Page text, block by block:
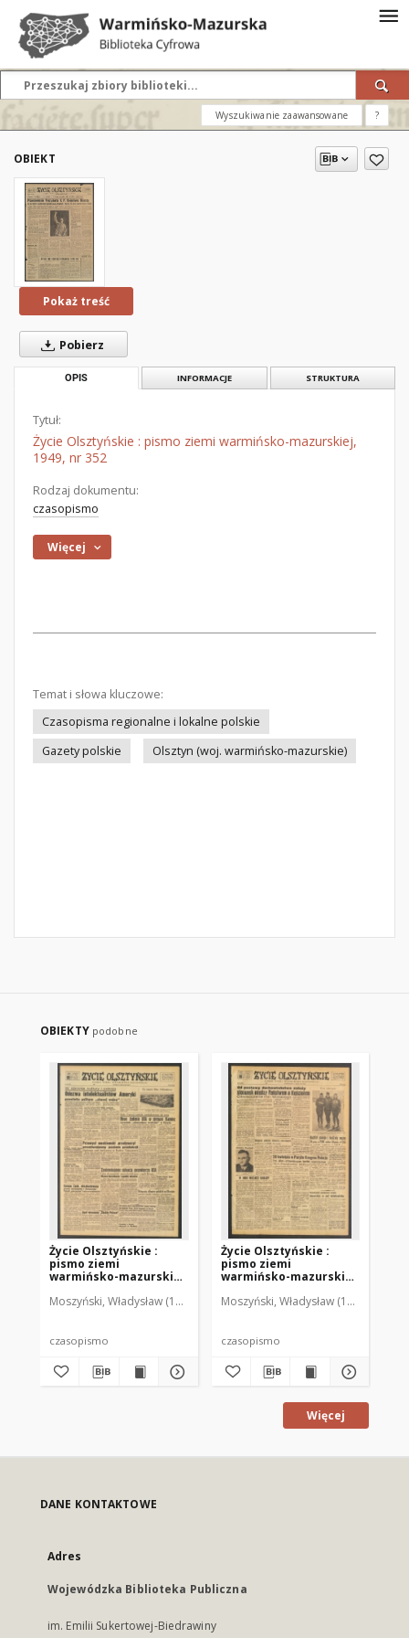
Wyszukiwanie zaawansowane ?
OBIEKT
Pokaż treść
Pobierz
OPIS INFORMACJE STRUKTURA
Tytuł:
Życie Olsztyńskie : pismo ziemi warmińsko-mazurskiej,
1949, nr 352
Rodzaj dokumentu:
czasopismo
Więcej
Temat i słowa kluczowe:
Czasopisma regionalne i lokalne polskie
Gazety polskie
Olsztyn (woj. warmińsko-mazurskie)
OBIEKTY podobne
Życie Olsztyńskie :
pismo ziemi
warmińsko-mazurskiej,
Moszyński, Władysław (1922-2001). Red. Mroczkowski, Włodzimierz
czasopismo
Życie Olsztyńskie :
pismo ziemi
warmińsko-mazurskiej,
Moszyński, Władysław (1922-2001).
czasopismo
Więcej
DANE KONTAKTOWE
Adres
Wojewódzka Biblioteka Publiczna
im. Emilii Sukertowej-Biedrawiny